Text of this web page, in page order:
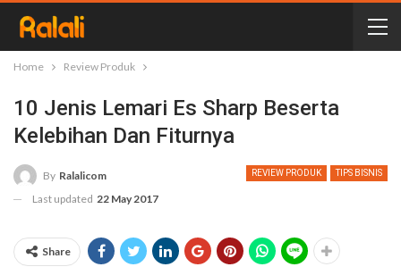
Home Review Produk
10 Jenis Lemari Es Sharp Beserta
Kelebihan Dan Fiturnya
REVIEW PRODUK TIPS BISNIS
By Ralalicom
Last updated 22 May 2017
Share